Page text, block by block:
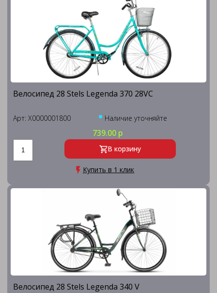
Велосипед 28 Stels Legenda 370 28VC
Арт: X0000001800 Наличие уточняйте
739.00 р
В корзину
Купить в 1 клик
Велосипед 28 Stels Legenda 340 V